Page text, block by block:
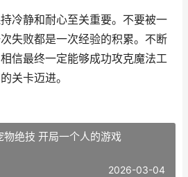
冷静和耐心至关重要。不要被一
失败都是一次经验的积累。不断
信最终一定能够成功攻克魔法工
关卡迈进。
绝技 开局一个人的游戏
2026-03-04